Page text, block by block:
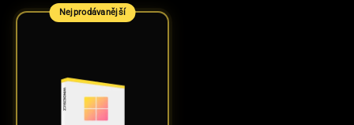
Nejprodávanější